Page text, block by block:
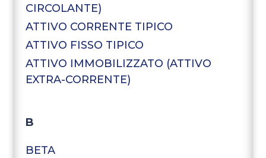
CIRCOLANTE)
ATTIVO CORRENTE TIPICO
ATTIVO FISSO TIPICO
ATTIVO IMMOBILIZZATO (ATTIVO
EXTRA-CORRENTE)
B
BETA